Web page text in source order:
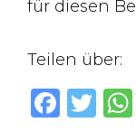
für diesen
Teilen über:
F
T